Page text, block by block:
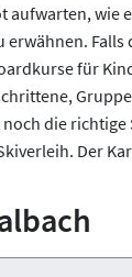
aufwarten, wie
erwähnen.
für
die richtige
Der